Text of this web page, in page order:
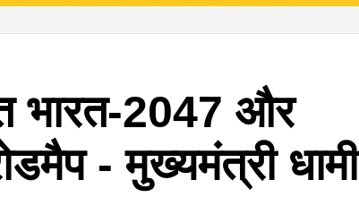
भारत-2047 और
- मुख्यमंत्री धामी